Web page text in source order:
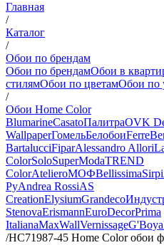
Главная
/
Каталог
/
Обои по брендам
Обои по брендамОбои в
стилямОбои по цветамОбои по
/
Обои Home Color
BlumarineCasatoПалитраOVK
WallpaperГомельБелобоиFerre
BartalucciFiparAlessandro Allori
ColorSoloSuperModaTREND
ColorAtelieroМОФBellissimaSirpi
РуAndrea RossiAS
CreationElysiumGrandeco
StenovaErismannEuroDecorPrima
ItalianaMaxWallVernissageG'Boya
/HC71987-45 Home Color обои